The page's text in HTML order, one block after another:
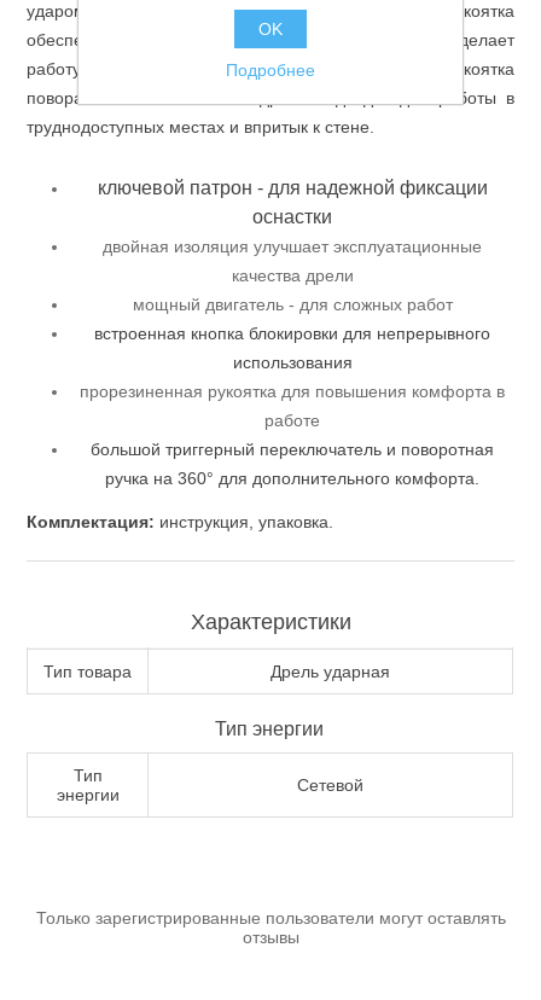
Грузоподъемное оборудование
Пневмоинструменты
ударом и без. Прорезиненная основная рукоятка
обеспечивает надежное удержание инструмента и делает
работу более комфортной. Дополнительная рукоятка
поворачивается на 360° – дрель подходит для работы в
труднодоступных местах и впритык к стене.
ключевой патрон - для надежной фиксации
оснастки
двойная изоляция улучшает эксплуатационные
качества дрели
мощный двигатель - для сложных работ
встроенная кнопка блокировки для непрерывного
использования
прорезиненная рукоятка для повышения комфорта в
работе
большой триггерный переключатель и поворотная
ручка на 360° для дополнительного комфорта.
Комплектация: инструкция, упаковка.
Характеристики
Тип товара Дрель ударная
Тип энергии
Тип
энергии
Сетевой
Только зарегистрированные пользователи могут оставлять
отзывы
OK
Подробнее